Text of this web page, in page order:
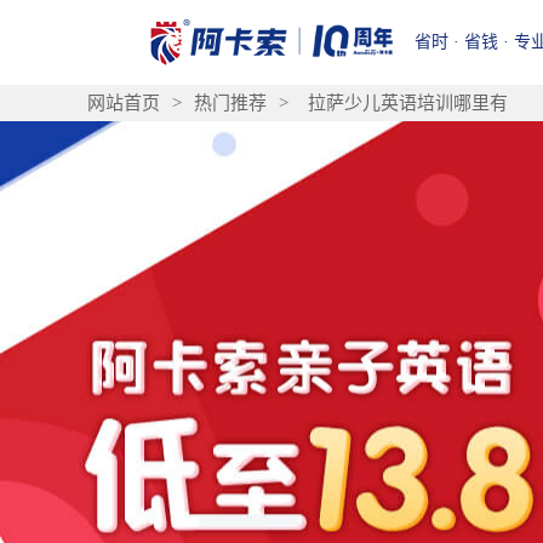
省时 · 省钱 · 专
网站首页 > 热门推荐 > 拉萨少儿英语培训哪里有